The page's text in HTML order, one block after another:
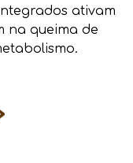
ativam
na queima de